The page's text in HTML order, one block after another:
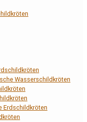
Wasserschildkröten
Erdschildkröten